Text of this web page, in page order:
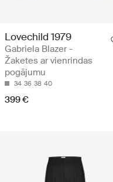
Lovechild 1979
Gabriela Blazer -
Žaketes ar vienrindas
pogājumu
34 36 38 40
399 €